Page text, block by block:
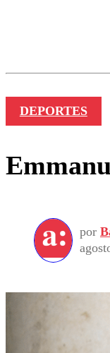
DEPORTES
por